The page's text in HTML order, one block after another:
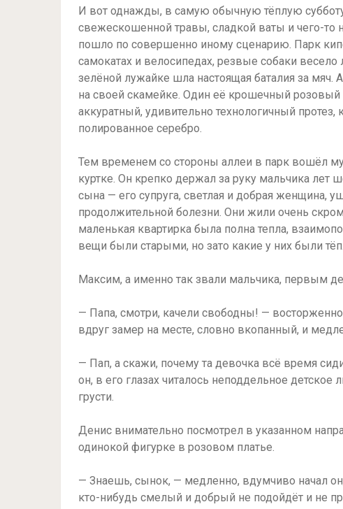
И вот однажды, в самую обычную тёплую
свежескошенной травы, сладкой ваты и чего-то
пошло по совершенно иному сценарию. Парк
самокатах и велосипедах, резвые собаки весело
зелёной лужайке шла настоящая баталия за мяч.
на своей скамейке. Один её крошечный
аккуратный, удивительно технологичный
полированное серебро.
Тем временем со стороны аллеи в парк вошёл
куртке. Он крепко держал за руку мальчика лет
сына — его супруга, светлая и добрая женщина,
продолжительной болезни. Они жили очень
маленькая квартирка была полна тепла,
вещи были старыми, но зато какие у них были
Максим, а именно так звали мальчика, первым
— Папа, смотри, качели свободны! —
вдруг замер на месте, словно вкопанный, и
— Пап, а скажи, почему та девочка всё время
он, в его глазах читалось неподдельное
грусти.
Денис внимательно посмотрел в указанном
одинокой фигурке в розовом платье.
— Знаешь, сынок, — медленно, вдумчиво начал
кто-нибудь смелый и добрый не подойдёт и не